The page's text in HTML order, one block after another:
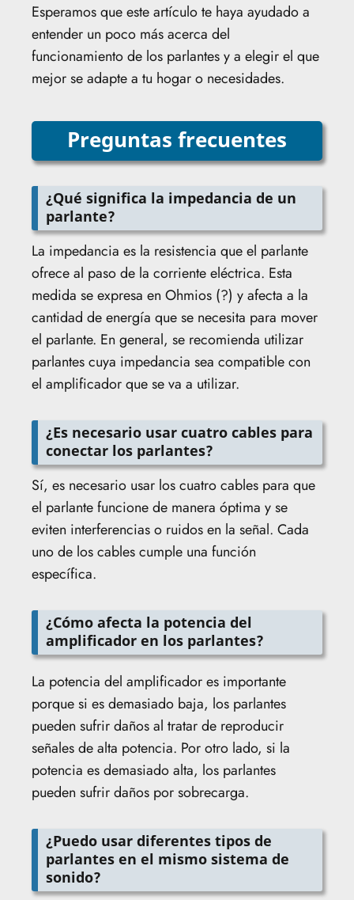
Esperamos que este artículo te haya ayudado a
entender un poco más acerca del
funcionamiento de los parlantes y a elegir el que
mejor se adapte a tu hogar o necesidades.
Preguntas frecuentes
¿Qué significa la impedancia de un
parlante?
La impedancia es la resistencia que el parlante
ofrece al paso de la corriente eléctrica. Esta
medida se expresa en Ohmios (?) y afecta a la
cantidad de energía que se necesita para mover
el parlante. En general, se recomienda utilizar
parlantes cuya impedancia sea compatible con
el amplificador que se va a utilizar.
¿Es necesario usar cuatro cables para
conectar los parlantes?
Sí, es necesario usar los cuatro cables para que
el parlante funcione de manera óptima y se
eviten interferencias o ruidos en la señal. Cada
uno de los cables cumple una función
específica.
¿Cómo afecta la potencia del
amplificador en los parlantes?
La potencia del amplificador es importante
porque si es demasiado baja, los parlantes
pueden sufrir daños al tratar de reproducir
señales de alta potencia. Por otro lado, si la
potencia es demasiado alta, los parlantes
pueden sufrir daños por sobrecarga.
¿Puedo usar diferentes tipos de
parlantes en el mismo sistema de
sonido?